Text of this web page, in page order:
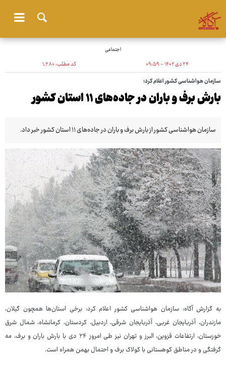
اجتماعی
۲۴ دی ۱۴۰۲ - ۰۹:۵۹ کد مطلب:۱٬۲۸۰
سازمان هواشناسی کشور اعلام کرد؛
بارش برف و باران در جاده‌های ۱۱ استان کشور
سازمان هواشناسی کشور از بارش برف و باران در جاده‌های ۱۱ استان کشور خبر داد.
به گزارش آگاه: سازمان هواشناسی کشور اعلام کرد: برخی استان‌ها همچون گیلان،
مازندران، آذربایجان غربی، آذربایجان شرقی، اردبیل، کردستان، کرمانشاه، شمال شرق
خوزستان، ارتفاعات قزوین، البرز و تهران نیز طی امروز ۲۴ دی با بارش باران و برف، مه
گرفتگی و در مناطق کوهستانی با کولاک برف و احتمال بهمن همراه است.